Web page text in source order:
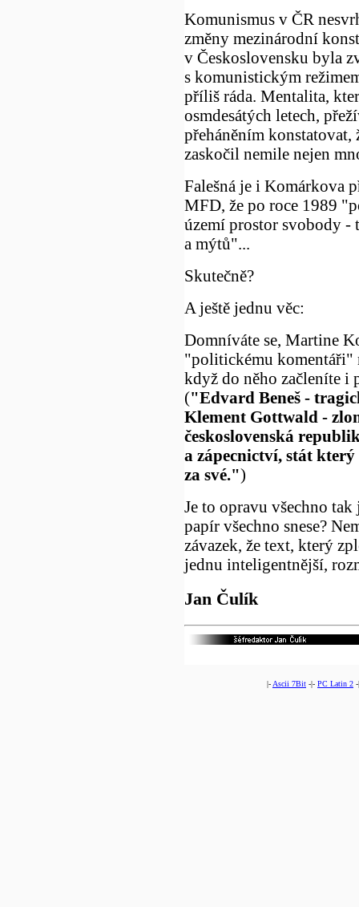
Komunismus v ČR
změny mezinárodní
v Československu byla
s komunistickým
příliš ráda. Mentalita,
osmdesátých letech,
přeháněním konstatovat,
zaskočil nemile nejen
Falešná je i Komárkova
MFD, že po roce 1989
území prostor svobody -
a mýtů"...
Skutečně?
A ještě jednu věc:
Domníváte se, Martine
"politickému komentáři"
když do něho začleníte i
("Edvard Beneš -
Klement Gottwald -
československá
a zápecnictví, stát který
za své.")
Je to opravu všechno tak
papír všechno snese?
závazek, že text, který
jednu inteligentnější,
Jan Čulík
|- Ascii 7Bit -|- PC Latin 2